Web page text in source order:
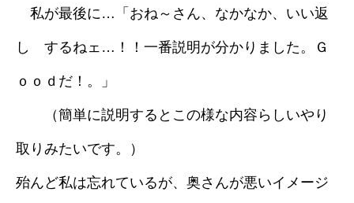
私が最後に…「おね～さん、なかなか、いい返
し するねェ…！！一番説明が分かりました。Ｇ
ｏｏｄだ！。」
（簡単に説明するとこの様な内容らしいやり
取りみたいです。）
殆んど私は忘れているが、奥さんが悪いイメージ